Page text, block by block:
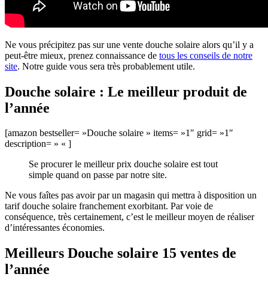
Ne vous précipitez pas sur une vente douche solaire alors qu’il y a
peut-être mieux, prenez connaissance de tous les conseils de notre
site. Notre guide vous sera très probablement utile.
Douche solaire : Le meilleur produit de
l’année
[amazon bestseller= »Douche solaire » items= »1″ grid= »1″
description= » « ]
Se procurer le meilleur prix douche solaire est tout
simple quand on passe par notre site.
Ne vous faîtes pas avoir par un magasin qui mettra à disposition un
tarif douche solaire franchement exorbitant. Par voie de
conséquence, très certainement, c’est le meilleur moyen de réaliser
d’intéressantes économies.
Meilleurs Douche solaire 15 ventes de
l’année